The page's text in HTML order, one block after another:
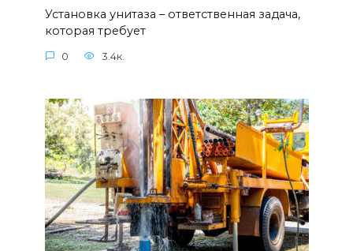
Установка унитаза – ответственная задача,
которая требует
0 3.4к.